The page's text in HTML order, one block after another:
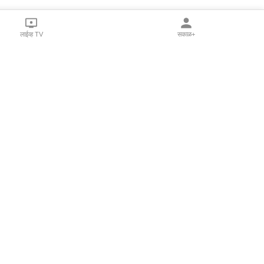
लाईव्ह TV सकाळ+